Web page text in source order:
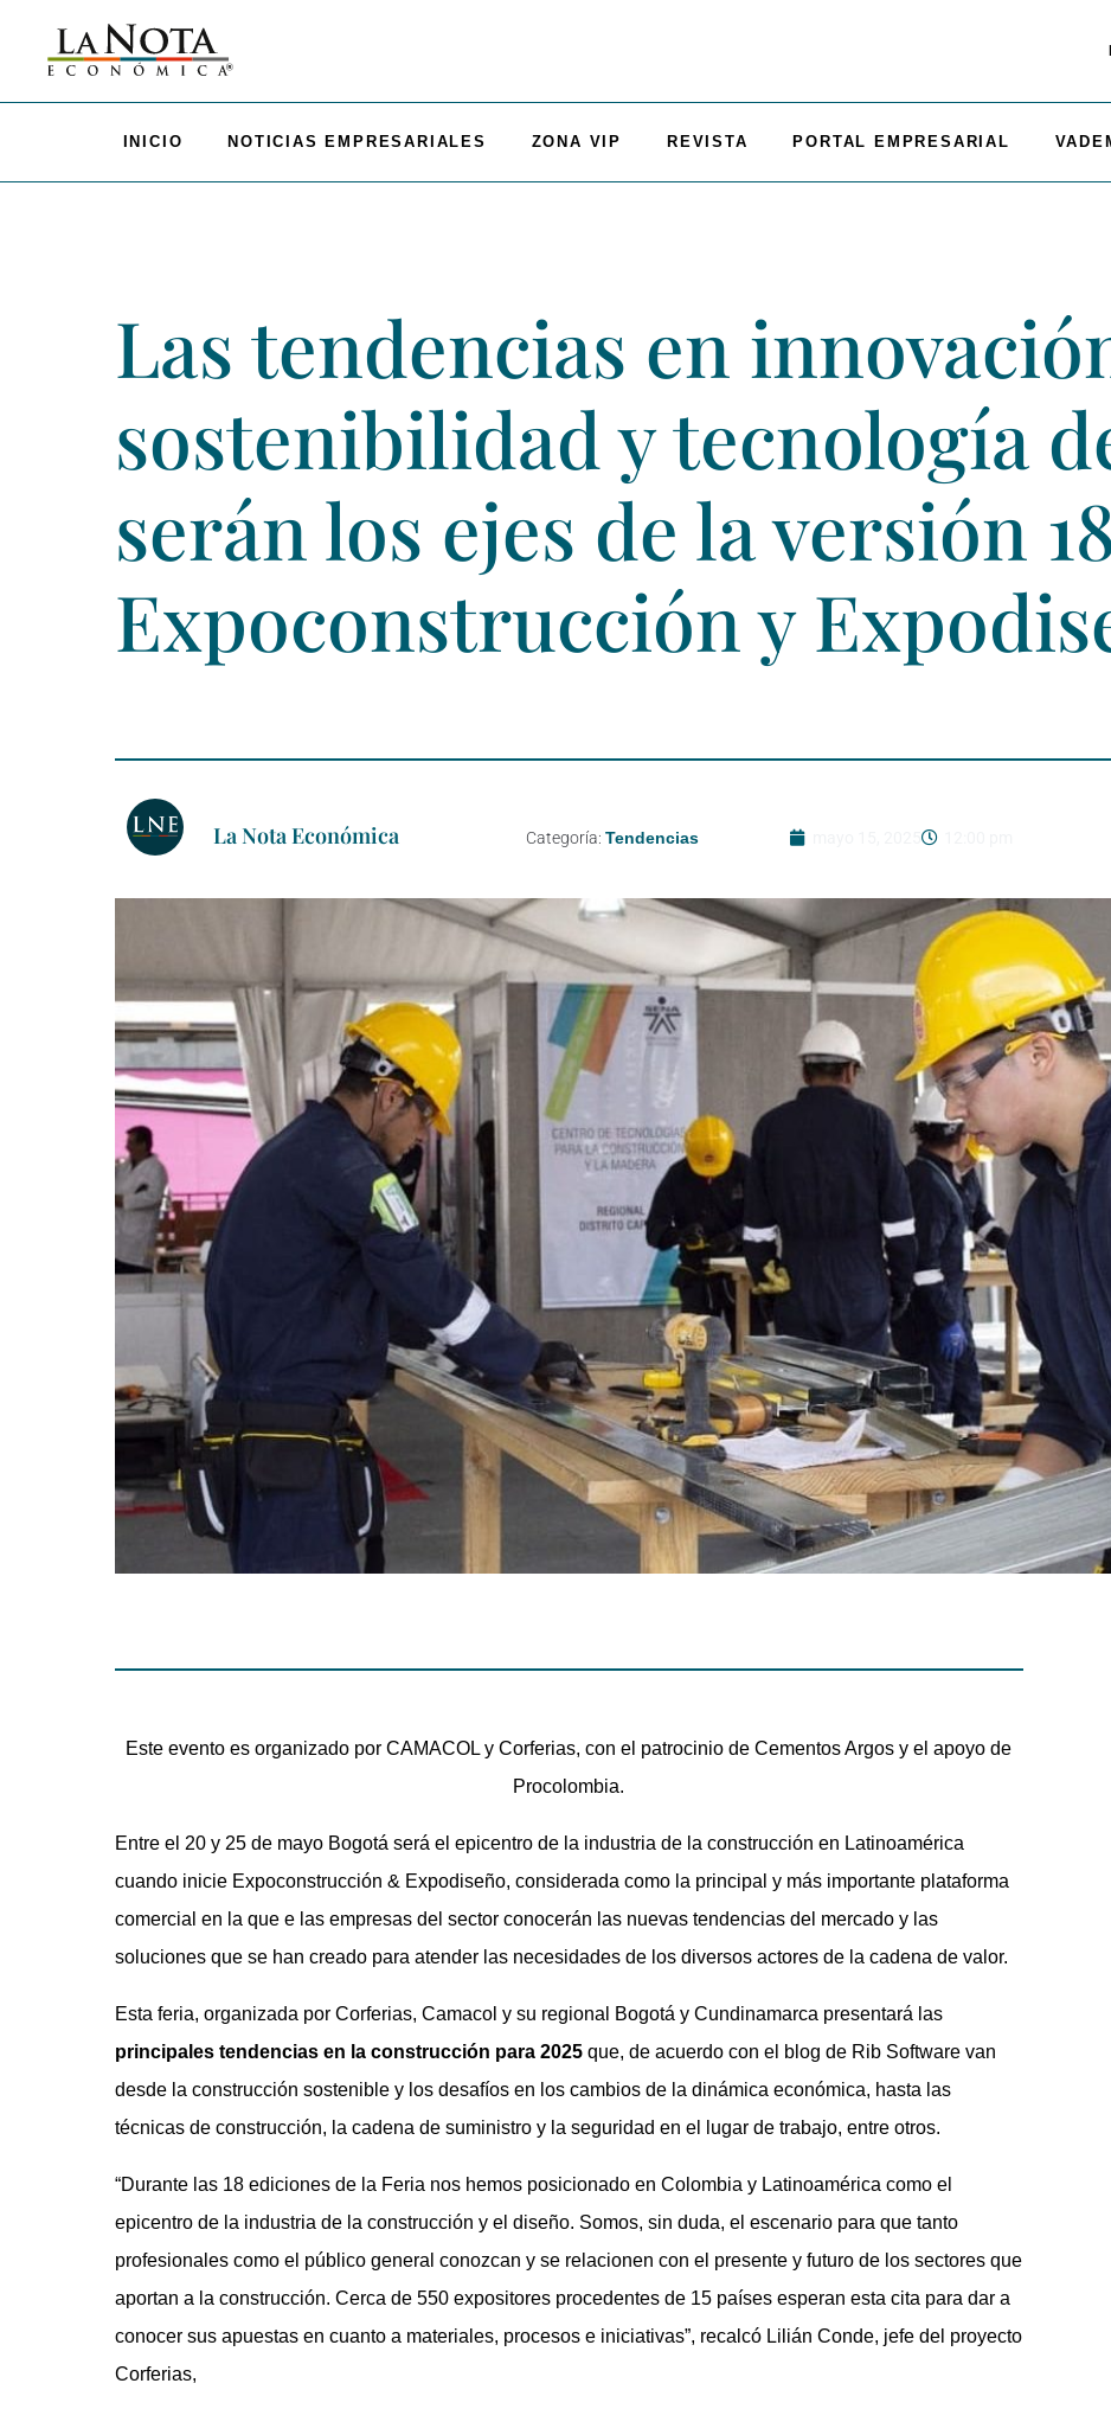
INICIO NOTICIAS EMPRESARIALES ZONA VIP REVISTA PORTAL EMPRESARIAL
Las tendencias en
sostenibilidad y tecnología
serán los ejes de la versión
Expoconstrucción y
La Nota Económica Categoría: Tendencias
Este evento es organizado por CAMACOL y Corferias, con el patrocinio de Cementos Argos y el apoyo de
Procolombia.
Entre el 20 y 25 de mayo Bogotá será el epicentro de la industria de la construcción en Latinoamérica
cuando inicie Expoconstrucción & Expodiseño, considerada como la principal y más importante plataforma
comercial en la que e las empresas del sector conocerán las nuevas tendencias del mercado y las
soluciones que se han creado para atender las necesidades de los diversos actores de la cadena de valor.
Esta feria, organizada por Corferias, Camacol y su regional Bogotá y Cundinamarca presentará las
principales tendencias en la construcción para 2025 que, de acuerdo con el blog de Rib Software van
desde la construcción sostenible y los desafíos en los cambios de la dinámica económica, hasta las
técnicas de construcción, la cadena de suministro y la seguridad en el lugar de trabajo, entre otros.
“Durante las 18 ediciones de la Feria nos hemos posicionado en Colombia y Latinoamérica como el
epicentro de la industria de la construcción y el diseño. Somos, sin duda, el escenario para que tanto
profesionales como el público general conozcan y se relacionen con el presente y futuro de los sectores que
aportan a la construcción. Cerca de 550 expositores procedentes de 15 países esperan esta cita para dar a
conocer sus apuestas en cuanto a materiales, procesos e iniciativas”, recalcó Lilián Conde, jefe del proyecto
Corferias,